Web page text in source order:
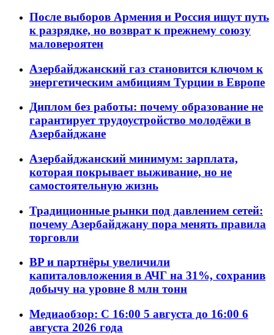
После выборов Армения и Россия ищут путь
к разрядке, но возврат к прежнему союзу
маловероятен
Азербайджанский газ становится ключом к
энергетическим амбициям Турции в Европе
Диплом без работы: почему образование не
гарантирует трудоустройство молодёжи в
Азербайджане
Азербайджанский минимум: зарплата,
которая покрывает выживание, но не
самостоятельную жизнь
Традиционные рынки под давлением сетей:
почему Азербайджану пора менять правила
торговли
BP и партнёры увеличили
капиталовложения в АЧГ на 31%, сохранив
добычу на уровне 8 млн тонн
Медиаобзор: С 16:00 5 августа до 16:00 6
августа 2026 года